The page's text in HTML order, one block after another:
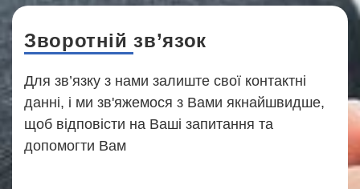
Зворотній зв’язок
Для зв’язку з нами залиште свої контактні
данні, і ми зв'яжемося з Вами якнайшвидше,
щоб відповісти на Ваші запитання та
допомогти Вам